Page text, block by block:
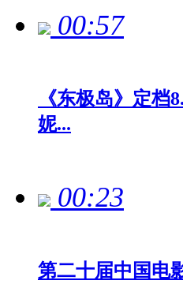
00:57
《东极岛》定档
妮...
00:23
第二十届中国电